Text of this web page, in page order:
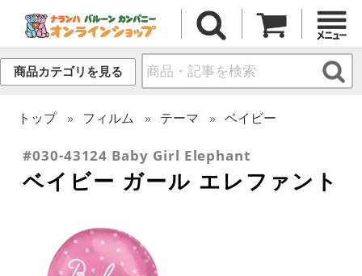
商品カテゴリを見る
トップ フィルム テーマ ベイビー
#030-43124 Baby Girl Elephant
ベイビー ガール エレファント